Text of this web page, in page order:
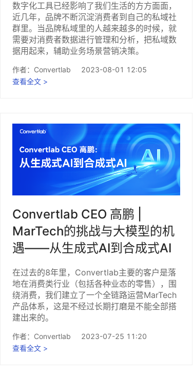
数字化工具已经影响了我们生活的方方面面，
近几年，品牌不断沉淀消费者到自己的私域社
群里。当品牌私域里的人越来越多的时候，就
需要对消费者数据进行管理和分析，把私域数
据用起来，辅助业务场景营销决策。
作者： Convertlab
2023-08-01 12:05
查看全文 >
Convertlab CEO 高鹏 |
MarTech的挑战与大模型的机
遇——从生成式AI到合成式AI
在过去的8年里，Convertlab主要的客户是落
地在消费类行业（包括各种业态的零售），围
绕消费，我们建立了一个全链路运营MarTech
产品体系，这是不经过长期打磨是不能全部搭
建出来的。
作者： Convertlab
2023-07-25 11:20
查看全文 >